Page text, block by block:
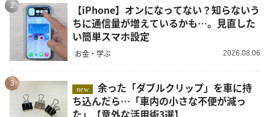
2
【iPhone】オンになってない？知らないう
ちに通信量が増えているかも…。見直した
い簡単スマホ設定
お金・学ぶ 2026.08.06
3
new
余った「ダブルクリップ」を車に持
ち込んだら…「車内の小さな不便が減っ
た」【意外な活用術3選】